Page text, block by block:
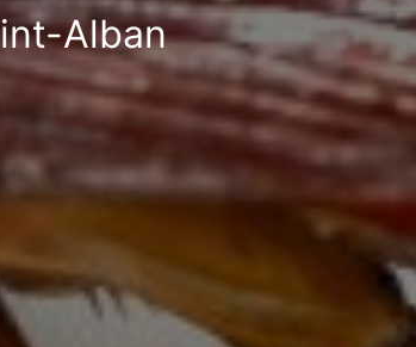
Alban